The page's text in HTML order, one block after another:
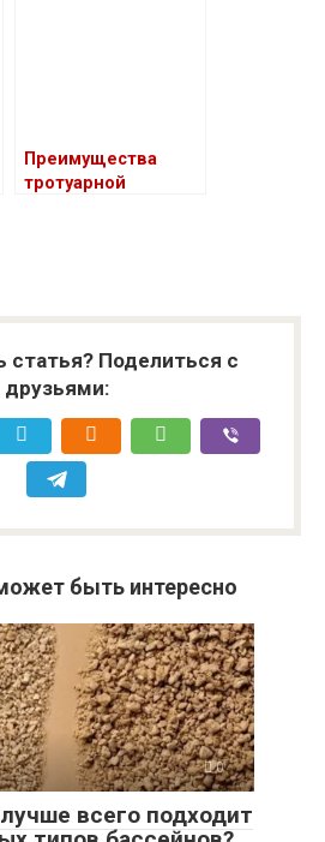
Преимущества
тротуарной
статья? Поделиться с
друзьями:
быть интересно
0
всего подходит